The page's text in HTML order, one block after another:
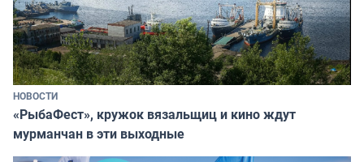
НОВОСТИ
«РыбаФест», кружок вязальщиц и кино ждут
мурманчан в эти выходные